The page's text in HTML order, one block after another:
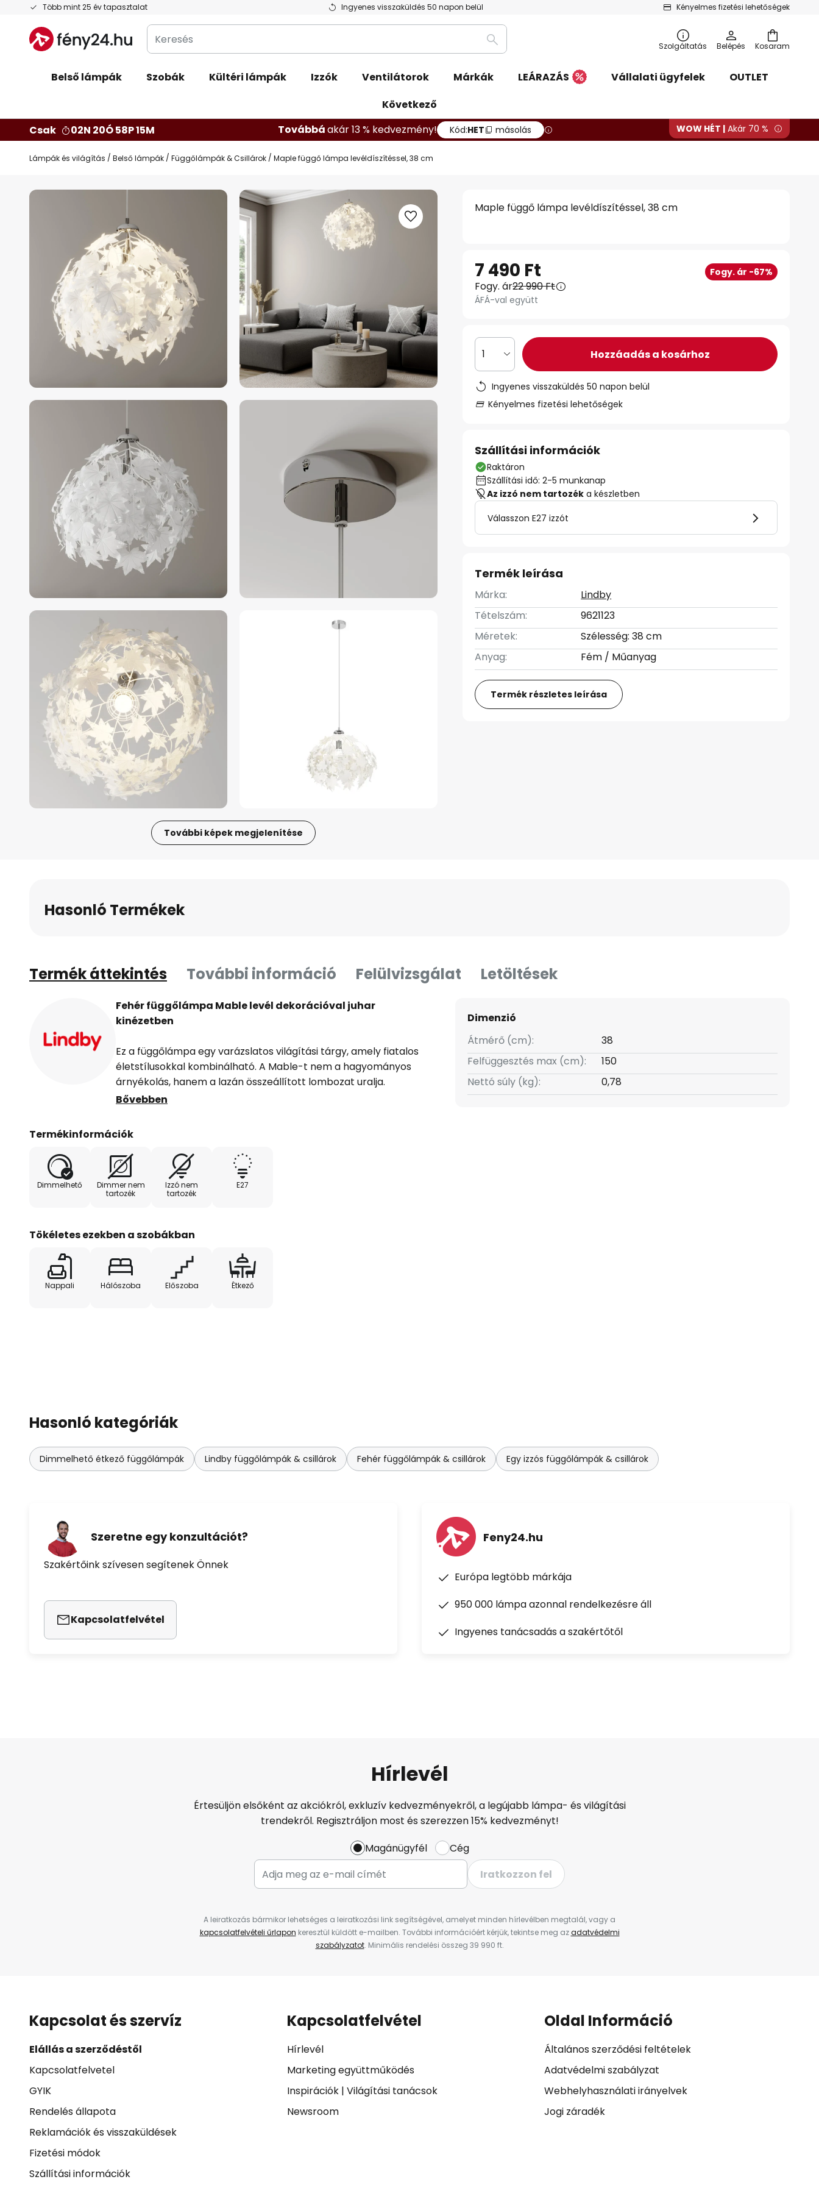
Több mint 25 év tapasztalat Ingyenes visszaküldés 50 napon belül Kényelmes fizetési lehetőségek
Ugrás
tartalomhoz
Kosaram
Keresés
Keresés
Szolgáltatás Belépés
Belső lámpák Szobák Kültéri lámpák Izzók Ventilátorok Márkák LEÁRAZÁS Vállalati ügyfelek
OUTLET
Következő
Csak
02N 20Ó 58P 14M Továbbáakár 13 % kedvezmény! Kód:HET másolás WOW HÉT | Akár 70 %
Lámpák és világítás Belső lámpák Függőlámpák & Csillárok Maple függő lámpa levéldíszítéssel, 38 cm
Ugrás
További képek megjelenítése
Maple függő lámpa levéldíszítéssel, 38 cm
7 490 Ft Fogy. ár -67%
Fogy. ár22 990 Ft
ÁFÁ-val együtt
1 Hozzáadás a kosárhoz
Ingyenes visszaküldés 50 napon belül
Kényelmes fizetési lehetőségek
Szállítási információk
Raktáron
Szállítási idő: 2-5 munkanap
Az izzó nem tartozék a készletben
Válasszon E27 izzót
Termék leírása
Márka:
Lindby
Tételszám:
9621123
Méretek:
Szélesség: 38 cm
Anyag:
Fém / Műanyag
Termék részletes leírása
Hasonló Termékek
Termék áttekintés További információ Felülvizsgálat Letöltések
Fehér függőlámpa Mable levél dekorációval juhar
kinézetben
Ez a függőlámpa egy varázslatos világítási tárgy, amely fiatalos
életstílusokkal kombinálható. A Mable-t nem a hagyományos
árnyékolás, hanem a lazán összeállított lombozat uralja.
Természetesen nem valódi zöld leveleket használnak, hanem
mintáztak. A természetes fa leveleihez hasonlóan az egyes
árnyékszerkezet hol jobban, hol kevésbé átjárható, ami
természetesen a fényképre is hatással van, ahol aztán
világosabb és sötétebb foltok jelennek meg, valamint a fény és
Bővebben
Termékinformációk
Dimmelhető
Dimmer nem
tartozék
Izzó nem
tartozék
E27
Tökéletes ezekben a szobákban
Nappali Hálószoba Előszoba Étkező
Dimenzió
Átmérő (cm):
38
Felfüggesztés max (cm):
150
Nettó súly (kg):
0,78
Hasonló kategóriák
Dimmelhető étkező függőlámpák Lindby függőlámpák & csillárok Fehér függőlámpák & csillárok Egy izzós függőlámpák & csillárok
Szeretne egy konzultációt?
Szakértőink szívesen segítenek Önnek
Kapcsolatfelvétel
Feny24.hu
Európa legtöbb márkája
950 000 lámpa azonnal rendelkezésre áll
Ingyenes tanácsadás a szakértőtől
Hírlevél
Értesüljön elsőként az akciókról, exkluzív kedvezményekről, a legújabb lámpa- és világítási
trendekről. Regisztráljon most és szerezzen 15% kedvezményt!
Magánügyfél
Cég
Iratkozzon fel
A leiratkozás bármikor lehetséges a leiratkozási link segítségével, amelyet minden hírlevélben megtalál, vagy a
kapcsolatfelvételi űrlapon keresztül küldött e-mailben. További információért kérjük, tekintse meg azadatvédelmi
szabályzatot. Minimális rendelési összeg 39 990 ft.
Kapcsolat és szervíz
Elállás a szerződéstől
Kapcsolatfelvetel
GYIK
Rendelés állapota
Reklamációk és visszaküldések
Fizetési módok
Szállítási információk
Kapcsolatfelvétel
Hírlevél
Marketing együttműködés
Inspirációk| Világítási tanácsok
Newsroom
Oldal Információ
Általános szerződési feltételek
Adatvédelmi szabályzat
Webhelyhasználati irányelvek
Jogi záradék